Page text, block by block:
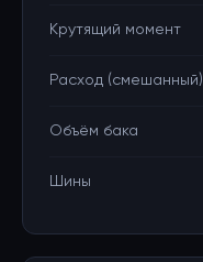
Крутящий момент
Расход (смешанный)
Объём бака
Шины